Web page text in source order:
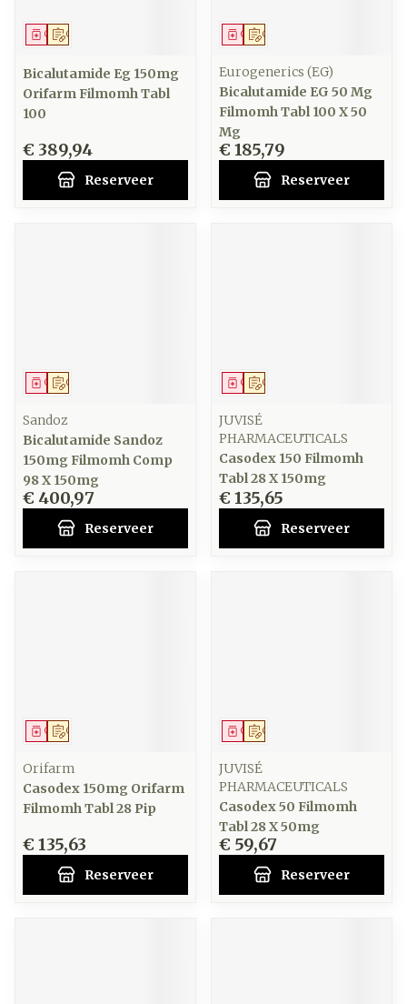
Op voorschrift
Geneesmiddel
Bicalutamide Eg 150mg
Orifarm Filmomh Tabl
100
€ 389,94
Reserveer
Op voorschrift
Geneesmiddel
Eurogenerics (EG)
Bicalutamide EG 50 Mg
Filmomh Tabl 100 X 50
Mg
€ 185,79
Reserveer
Op voorschrift
Geneesmiddel
Sandoz
Bicalutamide Sandoz
150mg Filmomh Comp
98 X 150mg
€ 400,97
Reserveer
Op voorschrift
Geneesmiddel
JUVISÉ
PHARMACEUTICALS
Casodex 150 Filmomh
Tabl 28 X 150mg
€ 135,65
Reserveer
Op voorschrift
Geneesmiddel
Orifarm
Casodex 150mg Orifarm
Filmomh Tabl 28 Pip
€ 135,63
Reserveer
Op voorschrift
Geneesmiddel
JUVISÉ
PHARMACEUTICALS
Casodex 50 Filmomh
Tabl 28 X 50mg
€ 59,67
Reserveer